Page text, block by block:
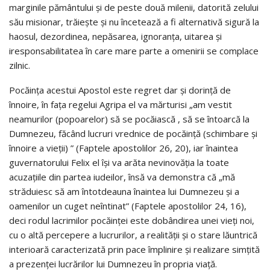
marginile pământului și de peste două milenii, datorită zelului
său misionar, trăiește și nu încetează a fi alternativă sigură la
haosul, dezordinea, nepăsarea, ignoranța, uitarea și
iresponsabilitatea în care mare parte a omenirii se complace
zilnic.
Pocăința acestui Apostol este regret dar și dorință de
înnoire, în fața regelui Agripa el va mărturisi „am vestit
neamurilor (popoarelor) să se pocăiască , să se întoarcă la
Dumnezeu, făcând lucruri vrednice de pocăință (schimbare și
înnoire a vieții) ” (Faptele apostolilor 26, 20), iar înaintea
guvernatorului Felix el își va arăta nevinovăția la toate
acuzațiile din partea iudeilor, însă va demonstra că „mă
străduiesc să am întotdeauna înaintea lui Dumnezeu și a
oamenilor un cuget neîntinat” (Faptele apostolilor 24, 16),
deci rodul lacrimilor pocăinței este dobândirea unei vieți noi,
cu o altă percepere a lucrurilor, a realității și o stare lăuntrică
interioară caracterizată prin pace împlinire și realizare simțită
a prezenței lucrărilor lui Dumnezeu în propria viață.